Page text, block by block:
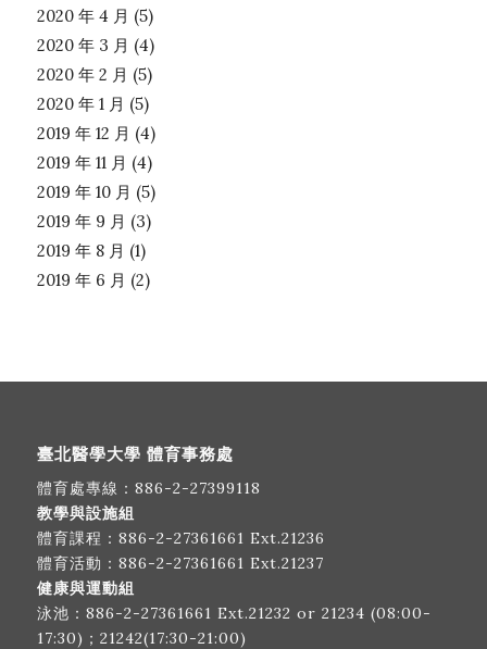
2020 年 4 月 (5)
2020 年 3 月 (4)
2020 年 2 月 (5)
2020 年 1 月 (5)
2019 年 12 月 (4)
2019 年 11 月 (4)
2019 年 10 月 (5)
2019 年 9 月 (3)
2019 年 8 月 (1)
2019 年 6 月 (2)
臺北醫學大學 體育事務處
體育處專線： 886-2-27399118
教學與設施組
體育課程： 886-2-27361661 Ext.21236
體育活動： 886-2-27361661 Ext.21237
健康與運動組
泳池： 886-2-27361661 Ext.21232 or 21234 (08:00-
17:30)；21242(17:30-21:00)